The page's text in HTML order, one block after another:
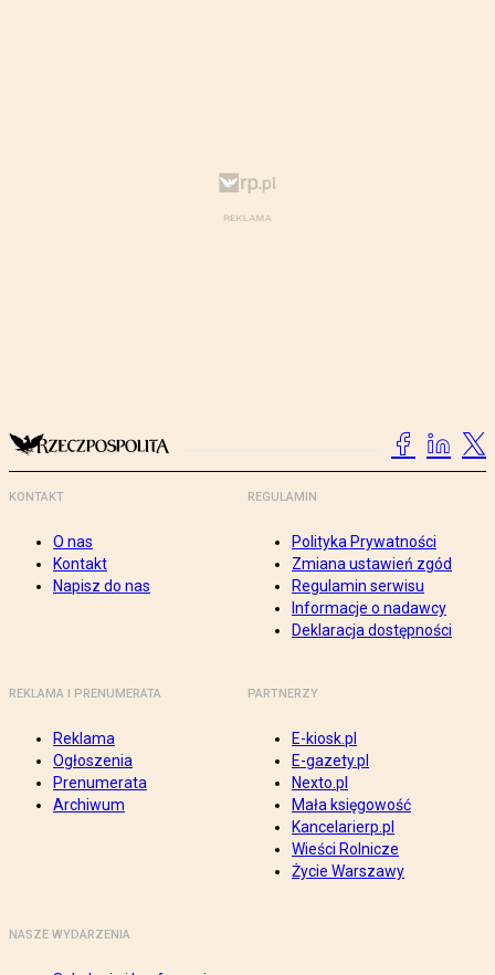
KONTAKT
O nas
Kontakt
Napisz do nas
REGULAMIN
Polityka Prywatności
Zmiana ustawień zgód
Regulamin serwisu
Informacje o nadawcy
Deklaracja dostępności
REKLAMA I PRENUMERATA
Reklama
Ogłoszenia
Prenumerata
Archiwum
PARTNERZY
E-kiosk.pl
E-gazety.pl
Nexto.pl
Mała księgowość
Kancelarierp.pl
Wieści Rolnicze
Życie Warszawy
NASZE WYDARZENIA